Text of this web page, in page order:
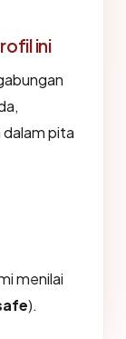
ini
pita
menilai
).